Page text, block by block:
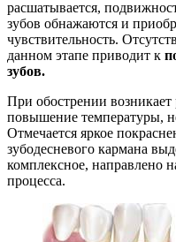
расшатывается,
зубов обнажаются и
чувствительность.
данном этапе приводит к
зубов.
При обострении возникает
повышение температуры,
Отмечается яркое
зубодесневого кармана
комплексное, направлено
процесса.